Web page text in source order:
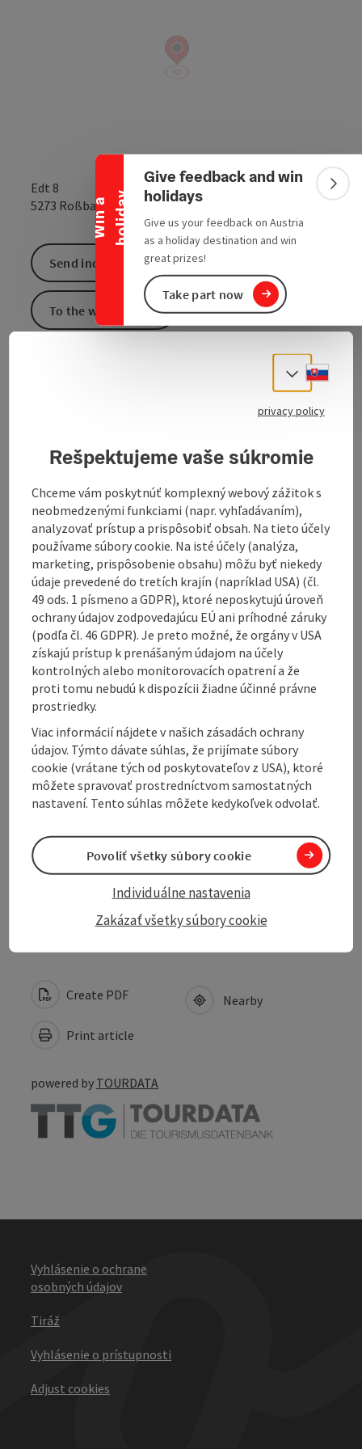
W
i
n
a
h
o
l
i
d
a y
Collapse banner
Give feedback and win
holidays
Give us your feedback on Austria
as a holiday destination and win
great prizes!
Take part now
Edt 8
5273 Roßbach open inOpen in
Woolly pork, game hens
Liver, meat, bacon, fried, grammel and Tyrolean
dumplings
Sausages, ham, bacon (lamb)
Swiss stone pine and baked apple liqueur
Fruit schnapps, corn schnapps, rowanberry
schnapps, jostaberry schnapps, cherry
schnapps, plum schnapps, elderberry schnapps,
Williams pear schnapps
Contact
Opening hours
Arrival
Suitability
Accessibility
Send inquiry
To the website
Create PDF
Print article
Nearby
powered by TOURDATA
Vyhlásenie o ochrane
osobných údajov
Tiráž
Vyhlásenie o prístupnosti
Adjust cookies
Select
privacy policy
Rešpektujeme vaše súkromie
Chceme vám poskytnúť komplexný webový zážitok s
neobmedzenými funkciami (napr. vyhľadávaním),
analyzovať prístup a prispôsobiť obsah. Na tieto účely
používame súbory cookie. Na isté účely (analýza,
marketing, prispôsobenie obsahu) môžu byť niekedy
údaje prevedené do tretích krajín (napríklad USA) (čl.
49 ods. 1 písmeno a GDPR), ktoré neposkytujú úroveň
ochrany údajov zodpovedajúcu EÚ ani príhodné záruky
(podľa čl. 46 GDPR). Je preto možné, že orgány v USA
získajú prístup k prenášaným údajom na účely
kontrolných alebo monitorovacích opatrení a že
proti tomu nebudú k dispozícii žiadne účinné právne
prostriedky.
Viac informácií nájdete v našich zásadách ochrany
údajov. Týmto dávate súhlas, že prijímate súbory
cookie (vrátane tých od poskytovateľov z USA), ktoré
môžete spravovať prostredníctvom samostatných
nastavení. Tento súhlas môžete kedykoľvek odvolať.
Zakázať všetky súbory cookie
Individuálne nastavenia
Povoliť všetky súbory cookie